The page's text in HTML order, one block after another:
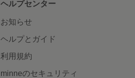
ヘルプセンター
お知らせ
ヘルプとガイド
利用規約
minneのセキュリティ